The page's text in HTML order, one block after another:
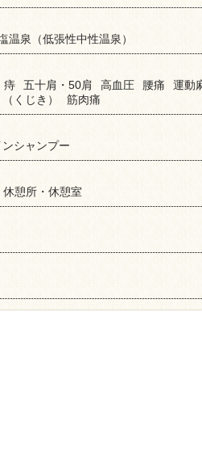
泉（低張性中性温泉）
痔 五十肩・50肩 高血圧 腰痛 運動
くじき） 筋肉痛
ンシャンプー
休憩所・休憩室